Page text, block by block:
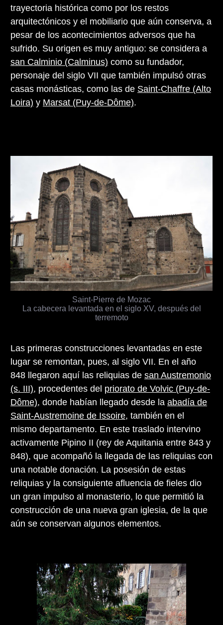
trayectoria histórica como por los restos
arquitectónicos y el mobiliario que aún conserva, a
pesar de los acontecimientos adversos que ha
sufrido. Su origen es muy antiguo: se considera a
san Calminio (Calminus) como su fundador,
personaje del siglo VII que también impulsó otras
casas monásticas, como las de Saint-Chaffre (Alto
Loira) y Marsat (Puy-de-Dôme).
Saint-Pierre de Mozac
La cabecera levantada en el siglo XV, después del
terremoto
Las primeras construcciones levantadas en este
lugar se remontan, pues, al siglo VII. En el año
848 llegaron aquí las reliquias de san Austremonio
(s. III), procedentes del priorato de Volvic (Puy-de-
Dôme), donde habían llegado desde la abadía de
Saint-Austremoine de Issoire, también en el
mismo departamento. En este traslado intervino
activamente Pipino II (rey de Aquitania entre 843 y
848), que acompañó la llegada de las reliquias con
una notable donación. La posesión de estas
reliquias y la consiguiente afluencia de fieles dio
un gran impulso al monasterio, lo que permitió la
construcción de una nueva gran iglesia, de la que
aún se conservan algunos elementos.